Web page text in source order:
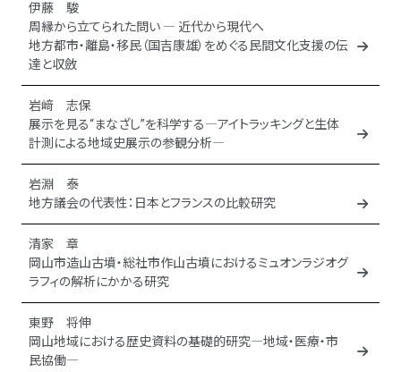
伊藤 駿
周縁から立てられた問い ― 近代から現代へ
地方都市・離島・移民（国吉康雄）をめぐる民間文化支援の伝
達と収斂
岩﨑 志保
展示を見る“まなざし”を科学する―アイトラッキングと生体
計測による地域史展示の参観分析―
岩淵 泰
地方議会の代表性：日本とフランスの比較研究
清家 章
岡山市造山古墳・総社市作山古墳におけるミュオンラジオグ
ラフィの解析にかかる研究
東野 将伸
岡山地域における歴史資料の基礎的研究―地域・医療・市
民協働―